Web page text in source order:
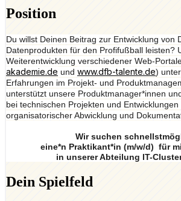
Position
Du willst Deinen Beitrag zur Entwicklung von
Datenprodukten für den Profifußball leisten?
Weiterentwicklung verschiedener Web-
akademie.de und www.dfb-talente.de)
Erfahrungen im Projekt- und
unterstützt unsere Produktmanager*innen
bei technischen Projekten und Entwicklungen
organisatorischer Abwicklung und
Wir suchen
eine*n Praktikant*in (m/w/d) für
in unserer Abteilung IT-
Dein Spielfeld